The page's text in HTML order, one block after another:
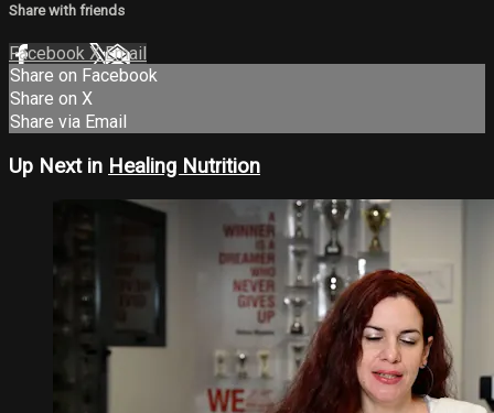
Share with friends
Facebook XEmail
Share on Facebook
Share on X
Share via Email
Up Next in Healing Nutrition